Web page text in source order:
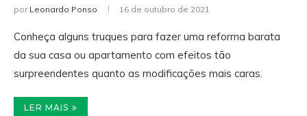
por Leonardo Ponso 16 de outubro de 2021
Conheça alguns truques para fazer uma reforma barata
da sua casa ou apartamento com efeitos tão
surpreendentes quanto as modificações mais caras.
LER MAIS